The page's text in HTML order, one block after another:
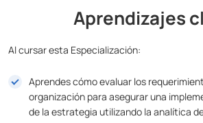
Aprendizajes
Al cursar esta Especialización:
Aprendes cómo evaluar los
organización para asegurar una
de la estrategia utilizando la analítica